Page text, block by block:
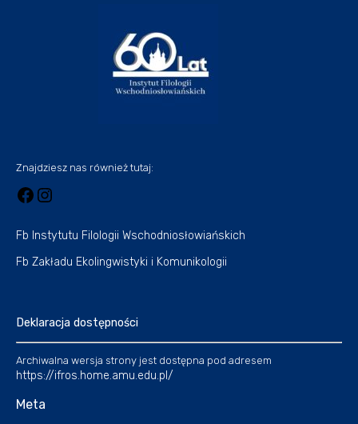
Znajdziesz nas również tutaj:
Fb Instytutu Filologii Wschodniosłowiańskich
Fb Zakładu Ekolingwistyki i Komunikologii
Deklaracja dostępności
Archiwalna wersja strony jest dostępna pod adresem
https://ifros.home.amu.edu.pl/
Meta